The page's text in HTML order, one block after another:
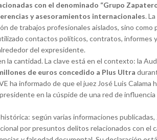
con el denominado “Grupo
y asesoramientos internacionales.
de trabajos profesionales aislados, sino como
contactos políticos, contratos, informes
del expresidente.
la cantidad. La clave está en el contexto: la
de euros concedido a Plus Ultra
ha informado de que el juez José Luis Calama
en la cúspide de una red de influencia
según varias informaciones
por presuntos delitos relacionados con el